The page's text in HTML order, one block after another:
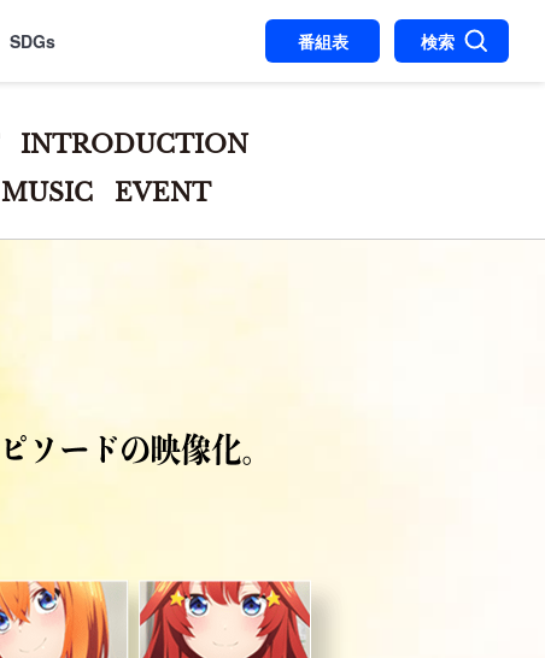
SDGs 番組表 検索
INTRODUCTION
MUSIC EVENT